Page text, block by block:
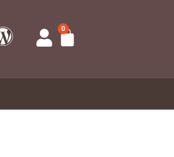
0